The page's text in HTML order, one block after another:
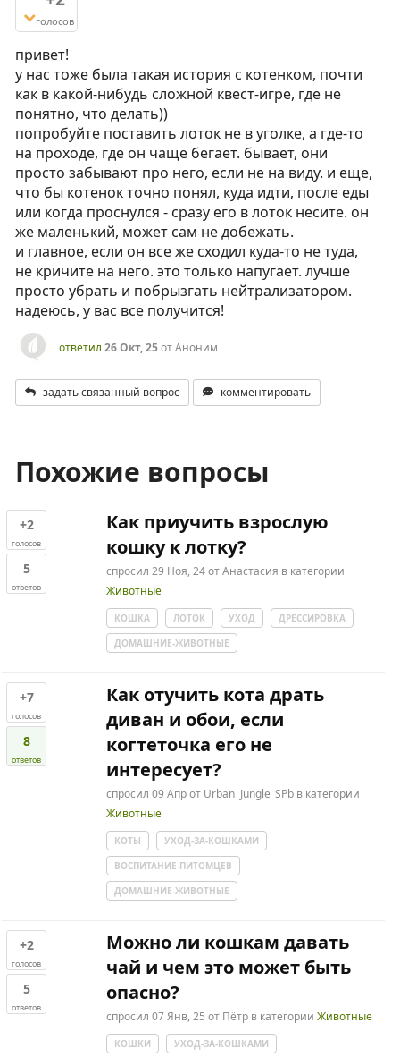
голосов
привет!
у нас тоже была такая история с котенком, почти
как в какой-нибудь сложной квест-игре, где не
понятно, что делать))
попробуйте поставить лоток не в уголке, а где-то
на проходе, где он чаще бегает. бывает, они
просто забывают про него, если не на виду. и еще,
что бы котенок точно понял, куда идти, после еды
или когда проснулся - сразу его в лоток несите. он
же маленький, может сам не добежать.
и главное, если он все же сходил куда-то не туда,
не кричите на него. это только напугает. лучше
просто убрать и побрызгать нейтрализатором.
надеюсь, у вас все получится!
ответил 26 Окт, 25отАноним
задать связанный вопрос комментировать
Похожие вопросы
+2
голосов
5
ответов
Как приучить взрослую
кошку к лотку?
спросил 29 Ноя, 24 отАнастасия в категории
Животные
КОШКА ЛОТОК УХОД
ДРЕССИРОВКА
ДОМАШНИЕ-ЖИВОТНЫЕ
+7
голосов
8
ответов
Как отучить кота драть
диван и обои, если
когтеточка его не
интересует?
спросил 09 Апр от Urban_Jungle_SPb в категории
Животные
КОТЫ
УХОД-ЗА-КОШКАМИ
ВОСПИТАНИЕ-ПИТОМЦЕВ
ДОМАШНИЕ-ЖИВОТНЫЕ
+2
голосов
5
ответов
Можно ли кошкам давать
чай и чем это может быть
опасно?
спросил 07 Янв, 25 от Пётр в категории Животные
КОШКИ
УХОД-ЗА-КОШКАМИ